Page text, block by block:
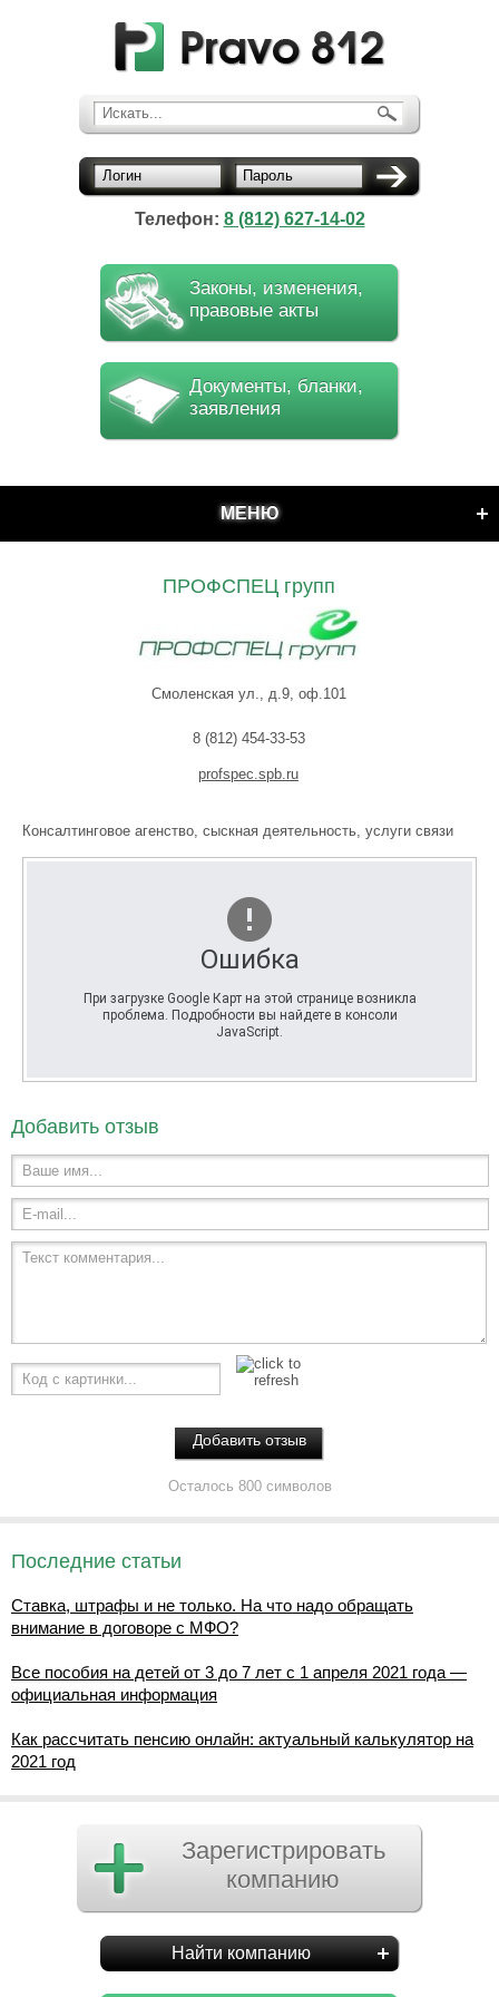
Искать...
Логин Пароль
Телефон: 8 (812) 627-14-02
Законы, изменения,
правовые акты
Документы, бланки,
заявления
МЕНЮ
ПРОФСПЕЦ групп
Смоленская ул., д.9, оф.101
8 (812) 454-33-53
profspec.spb.ru
Консалтинговое агенство, сыскная деятельность, услуги связи
Ошибка
При загрузке Google Карт на этой странице возникла
проблема. Подробности вы найдете в консоли
JavaScript.
Добавить отзыв
Ваше имя...
E-mail...
Текст комментария...
Код с картинки...
Осталось 800 символов
Последние статьи
Ставка, штрафы и не только. На что надо обращать
внимание в договоре с МФО?
Все пособия на детей от 3 до 7 лет с 1 апреля 2021 года —
официальная информация
Как рассчитать пенсию онлайн: актуальный калькулятор на
2021 год
Зарегистрировать
компанию
Найти компанию